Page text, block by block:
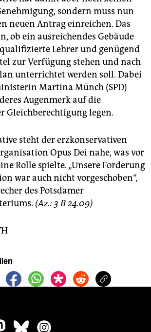
sondern muss nun
neuen Antrag einreichen. Das
ob ein ausreichendes Gebäude
Lehrer und genügend
zur Verfügung stehen und nach
unterrichtet werden soll. Dabei
Martina Münch (SPD)
Augenmerk auf die
Gleichberechtigung legen.
steht der erzkonservativen
Opus Dei nahe, was vor
Rolle spielte. „Unsere Forderung
war auch nicht vorgeschoben“,
des Potsdamer
(Az.: 3 B 24.09)